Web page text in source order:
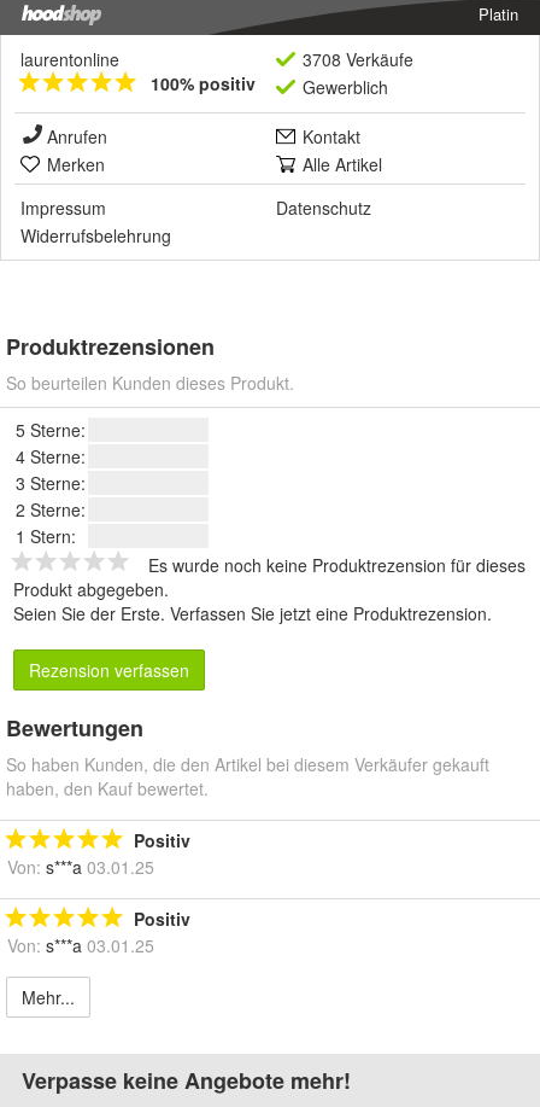
Platin
laurentonline
100% positiv
3708 Verkäufe
Gewerblich
Anrufen
Kontakt
Merken
Alle Artikel
Impressum
Datenschutz
Widerrufsbelehrung
Produktrezensionen
So beurteilen Kunden dieses Produkt.
5 Sterne:
4 Sterne:
3 Sterne:
2 Sterne:
1 Stern:
Es wurde noch keine Produktrezension für dieses
Produkt abgegeben.
Seien Sie der Erste. Verfassen Sie jetzt eine Produktrezension.
Rezension verfassen
Bewertungen
So haben Kunden, die den Artikel bei diesem Verkäufer gekauft
haben, den Kauf bewertet.
Positiv
Von: s***a 03.01.25
Positiv
Von: s***a 03.01.25
Mehr...
Verpasse keine Angebote mehr!